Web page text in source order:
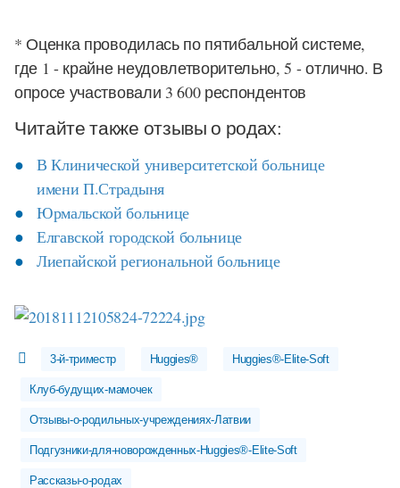
* Оценка проводилась по пятибальной системе,
где 1 - крайне неудовлетворительно, 5 - отлично. В
опросе участвовали 3 600 респондентов
Читайте также отзывы о родах:
В Клинической университетской больнице
имени П.Страдыня
Юрмальской больнице
Елгавской городской больнице
Лиепайской региональной больнице
3-й-триместр Huggies® Huggies®-Elite-Soft
Клуб-будущих-мамочек
Отзывы-о-родильных-учреждениях-Латвии
Подгузники-для-новорожденных-Huggies®-Elite-Soft
Рассказы-о-родах